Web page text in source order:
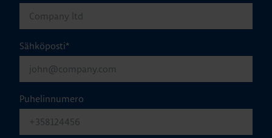
Sähköposti*
Puhelinnumero